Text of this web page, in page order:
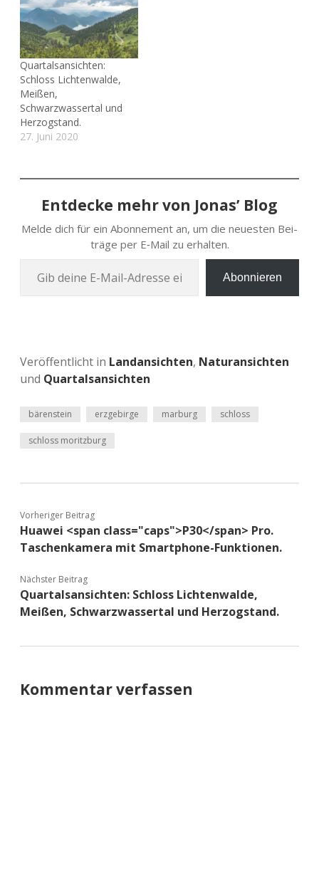
Quartalsansichten:
Schloss Lichtenwalde,
Meißen,
Schwarzwassertal und
Herzogstand.
27. Juni 2020
Entdecke mehr von Jonas’ Blog
Melde dich für ein Abon­ne­ment an, um die neu­es­ten Bei­
trä­ge per E‑Mail zu erhalten.
Abonnieren
Veröffentlicht in Landansichten, Naturansichten
und Quartalsansichten
bärenstein erzgebirge marburg schloss
schloss moritzburg
Vorheriger Beitrag
Huawei <span class="caps">P30</span> Pro.
Taschenkamera mit Smartphone-Funktionen.
Nächster Beitrag
Quartalsansichten: Schloss Lichtenwalde,
Meißen, Schwarzwassertal und Herzogstand.
Kommentar verfassen